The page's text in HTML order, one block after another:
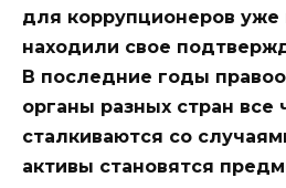
для коррупционеров уже
находили свое
В последние годы
органы разных стран все
сталкиваются со
активы становятся